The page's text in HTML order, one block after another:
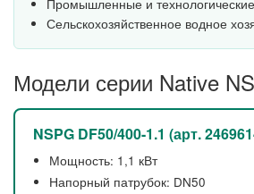
Промышленные и
Сельскохозяйственное водное
Модели серии Native
NSPG DF50/400-1.1 (арт.
Мощность: 1,1 кВт
Напорный патрубок: DN50